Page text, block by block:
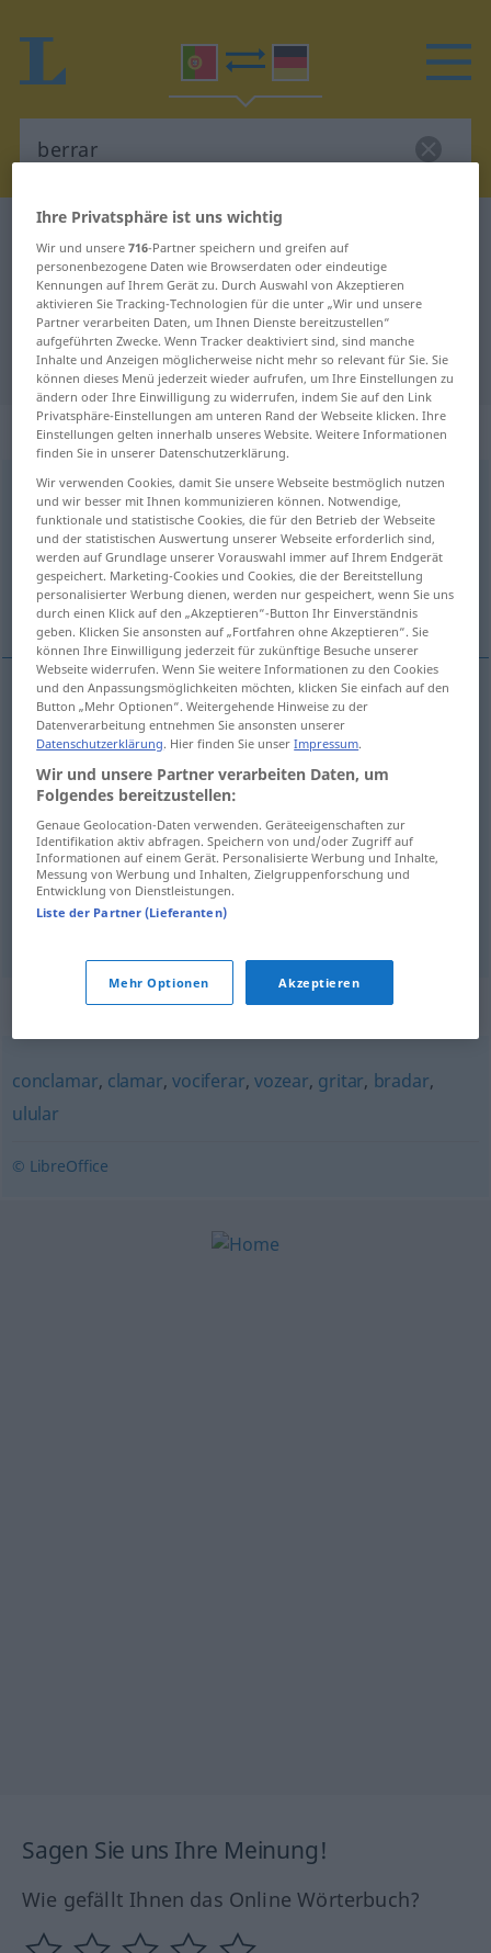
Portugiesisch-Deutsch Wörterbuch
Portugiesisch-Deutsch
Übersetzung für "berrar"
"berrar" Deutsch Übersetzung
„berrar“
berrar [bɨˈʁar]
Übersicht aller Übersetzungen
(Für mehr Details die Übersetzung anklicken/antippen)
brüllen, schreien, blöken, röhren, zetern
brüllen berrar
schreien(nach) berrar por
blöken berrar ovelha
röhren berrarveado
Synonyme für "berrar"
conclamar, clamar,vociferar, vozear, gritar, bradar,
ulular
© LibreOffice
Sagen Sie uns Ihre Meinung!
Wie gefällt Ihnen das Online Wörterbuch?
Ihre Privatsphäre ist uns wichtig
Wir und unsere716-Partner speichern und greifen auf
personenbezogene Daten wie Browserdaten oder eindeutige
Kennungen auf Ihrem Gerät zu. Durch Auswahl von Akzeptieren
aktivieren Sie Tracking-Technologien für die unter „Wir und unsere
Partner verarbeiten Daten, um Ihnen Dienste bereitzustellen“
aufgeführten Zwecke. Wenn Tracker deaktiviert sind, sind manche
Inhalte und Anzeigen möglicherweise nicht mehr so relevant für Sie. Sie
können dieses Menü jederzeit wieder aufrufen, um Ihre Einstellungen zu
ändern oder Ihre Einwilligung zu widerrufen, indem Sie auf den Link
Privatsphäre-Einstellungen am unteren Rand der Webseite klicken. Ihre
Einstellungen gelten innerhalb unseres Website. Weitere Informationen
finden Sie in unserer Datenschutzerklärung.
Wir verwenden Cookies, damit Sie unsere Webseite bestmöglich nutzen
und wir besser mit Ihnen kommunizieren können. Notwendige,
funktionale und statistische Cookies, die für den Betrieb der Webseite
und der statistischen Auswertung unserer Webseite erforderlich sind,
werden auf Grundlage unserer Vorauswahl immer auf Ihrem Endgerät
gespeichert. Marketing-Cookies und Cookies, die der Bereitstellung
personalisierter Werbung dienen, werden nur gespeichert, wenn Sie uns
durch einen Klick auf den „Akzeptieren“-Button Ihr Einverständnis
geben. Klicken Sie ansonsten auf „Fortfahren ohne Akzeptieren“. Sie
können Ihre Einwilligung jederzeit für zukünftige Besuche unserer
Webseite widerrufen. Wenn Sie weitere Informationen zu den Cookies
und den Anpassungsmöglichkeiten möchten, klicken Sie einfach auf den
Button „Mehr Optionen“. Weitergehende Hinweise zu der
Datenverarbeitung entnehmen Sie ansonsten unserer
Datenschutzerklärung. Hier finden Sie unserImpressum.
Wir und unsere Partner verarbeiten Daten, um
Folgendes bereitzustellen:
Genaue Geolocation-Daten verwenden. Geräteeigenschaften zur
Identifikation aktiv abfragen. Speichern von und/oder Zugriff auf
Informationen auf einem Gerät. Personalisierte Werbung und Inhalte,
Messung von Werbung und Inhalten, Zielgruppenforschung und
Entwicklung von Dienstleistungen.
Liste der Partner (Lieferanten)
Mehr Optionen Akzeptieren